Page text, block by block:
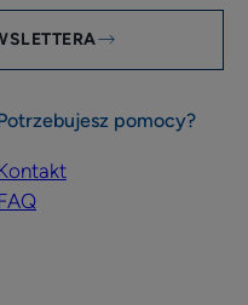
pomocy?